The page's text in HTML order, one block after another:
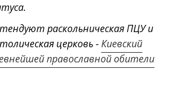
раскольническая ПЦУ и
церковь -Киевский
православной обители